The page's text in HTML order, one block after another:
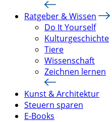
Ratgeber & Wissen
Do It Yourself
Kulturgeschichte
Tiere
Wissenschaft
Zeichnen lernen
Kunst & Architektur
Steuern sparen
E-Books